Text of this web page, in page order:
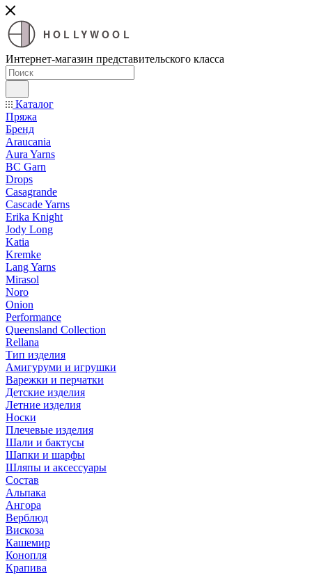
HOLLYWOOL
Интернет-магазин представительского класса
Каталог
Пряжа
Бренд
Araucania
Aura Yarns
BC Garn
Drops
Casagrande
Cascade Yarns
Erika Knight
Jody Long
Katia
Kremke
Lang Yarns
Mirasol
Noro
Onion
Performance
Queensland Collection
Rellana
Тип изделия
Амигуруми и игрушки
Варежки и перчатки
Детские изделия
Летние изделия
Носки
Плечевые изделия
Шали и бактусы
Шапки и шарфы
Шляпы и аксессуары
Состав
Альпака
Ангора
Верблюд
Вискоза
Кашемир
Конопля
Крапива